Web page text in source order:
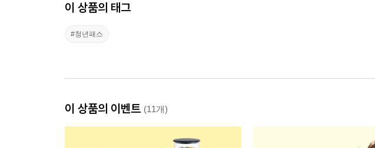
이 상품의 태그
#청년패스
이 상품의 이벤트 (11개)